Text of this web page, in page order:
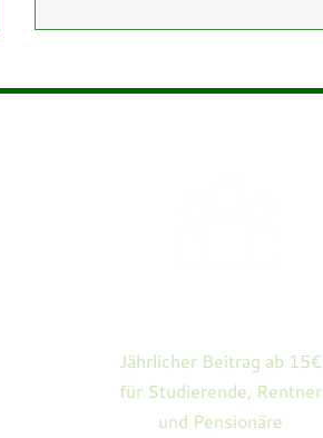
Jährlicher Beitrag ab 15€
für Studierende, Rentner
und Pensionäre